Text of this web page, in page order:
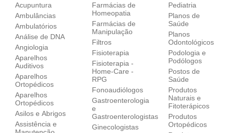
Acupuntura
Ambulâncias
Ambulatórios
Análise de DNA
Angiologia
Aparelhos
Auditivos
Aparelhos
Ortopédicos‎
Aparelhos
Ortopédicos‎
Asilos e Abrigos
Assistência e
Farmácias de
Homeopatia
Farmácias de
Manipulação
Filtros
Fisioterapia
Fisioterapia -
Home-Care -
RPG
Fonoaudiólogos
Gastroenterologia
e
Gastroenterologistas
Ginecologistas
Pediatria
Planos de
Saúde
Planos
Odontológicos
Podologia e
Podólogos
Postos de
Saúde
Produtos
Naturais e
Fitoterápicos
Produtos
Ortopédicos